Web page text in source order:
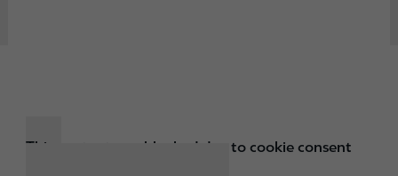
This content was blocked due to cookie consent